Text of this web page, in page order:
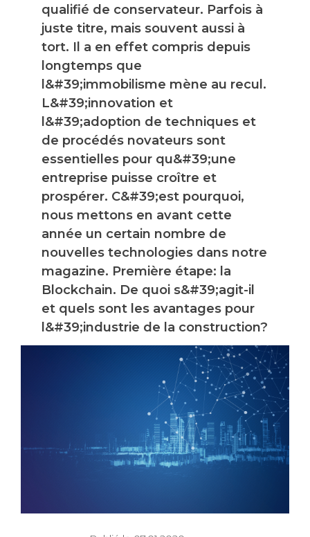
qualifié de conservateur. Parfois à
juste titre, mais souvent aussi à
tort. Il a en effet compris depuis
longtemps que
l&#39;immobilisme mène au recul.
L&#39;innovation et
l&#39;adoption de techniques et
de procédés novateurs sont
essentielles pour qu&#39;une
entreprise puisse croître et
prospérer. C&#39;est pourquoi,
nous mettons en avant cette
année un certain nombre de
nouvelles technologies dans notre
magazine. Première étape: la
Blockchain. De quoi s&#39;agit-il
et quels sont les avantages pour
l&#39;industrie de la construction?